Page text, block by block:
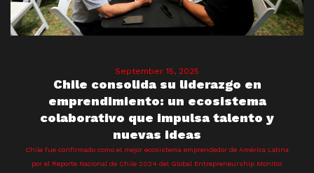
September 15, 2025
Chile consolida su liderazgo en
emprendimiento: un ecosistema
colaborativo que impulsa talento y
nuevas ideas
Chile fue confirmado como el mejor ecosistema emprendedor de América Latina
por el Reporte Nacional de Chile 2024 del Global Entrepreneurship Monitor